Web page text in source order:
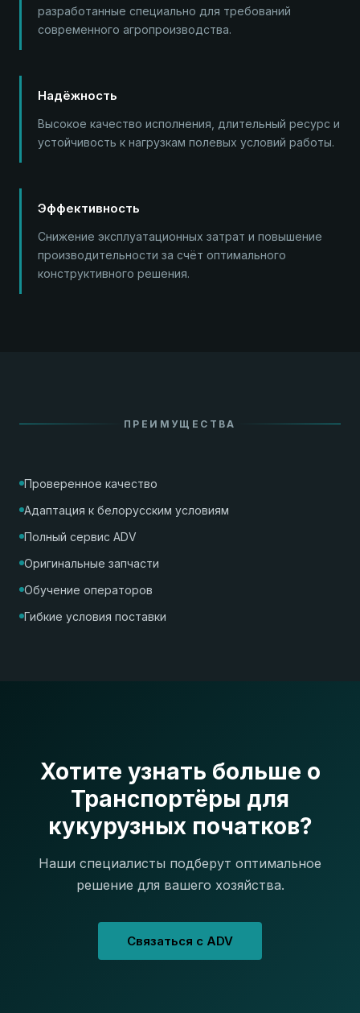
разработанные специально для требований
современного агропроизводства.
Надёжность
Высокое качество исполнения, длительный ресурс и
устойчивость к нагрузкам полевых условий работы.
Эффективность
Снижение эксплуатационных затрат и повышение
производительности за счёт оптимального
конструктивного решения.
ПРЕИМУЩЕСТВА
Проверенное качество
Адаптация к белорусским условиям
Полный сервис ADV
Оригинальные запчасти
Обучение операторов
Гибкие условия поставки
Хотите узнать больше о
Транспортёры для
кукурузных початков?
Наши специалисты подберут оптимальное
решение для вашего хозяйства.
Связаться с ADV